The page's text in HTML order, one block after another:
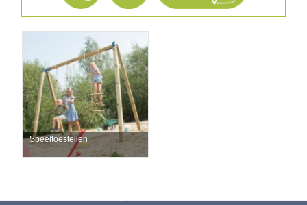
Speeltoestellen